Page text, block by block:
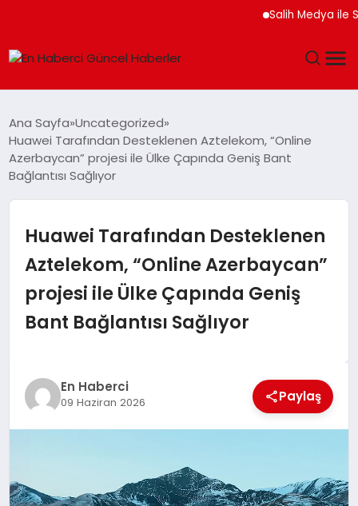
Salih Medya ile
SPOR
TEKNOLOJI
MAGAZIN
DÜNYA
EĞITIM
Ana Sayfa Uncategorized
Huawei Tarafından Desteklenen Aztelekom, “Online
Azerbaycan” projesi ile Ülke Çapında Geniş Bant
Bağlantısı Sağlıyor
Huawei Tarafından Desteklenen
Aztelekom, “Online Azerbaycan”
projesi ile Ülke Çapında Geniş
Bant Bağlantısı Sağlıyor
En Haberci
09 Haziran 2026 Paylaş